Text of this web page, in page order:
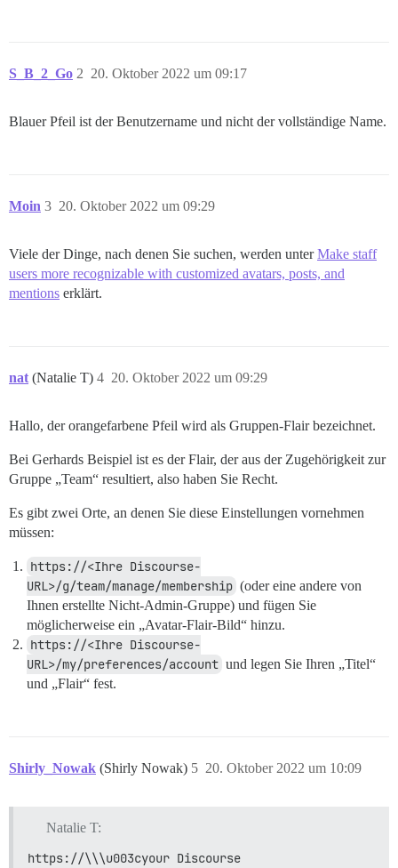
S_B_2_Go 20. Oktober 2022 um 09:17
2
Blauer Pfeil ist der Benutzername und nicht der vollständige Name.
Moin 20. Oktober 2022 um 09:29
3
Viele der Dinge, nach denen Sie suchen, werden unterMake staff
users more recognizable with customized avatars, posts, and
mentions erklärt.
nat (Natalie T) 20. Oktober 2022 um 09:29
4
Hallo, der orangefarbene Pfeil wird als Gruppen-Flair bezeichnet.
Bei Gerhards Beispiel ist es der Flair, der aus der Zugehörigkeit zur
Gruppe „Team“ resultiert, also haben Sie Recht.
Es gibt zwei Orte, an denen Sie diese Einstellungen vornehmen
müssen:
https://<Ihre Discourse-
URL>/g/team/manage/membership (oder eine andere von
Ihnen erstellte Nicht-Admin-Gruppe) und fügen Sie
möglicherweise ein „Avatar-Flair-Bild“ hinzu.
https://<Ihre Discourse-
URL>/my/preferences/account und legen Sie Ihren „Titel“
und „Flair“ fest.
Shirly_Nowak (Shirly Nowak) 20. Oktober 2022 um 10:09
5
Natalie T:
https://\\\u003cyour Discourse